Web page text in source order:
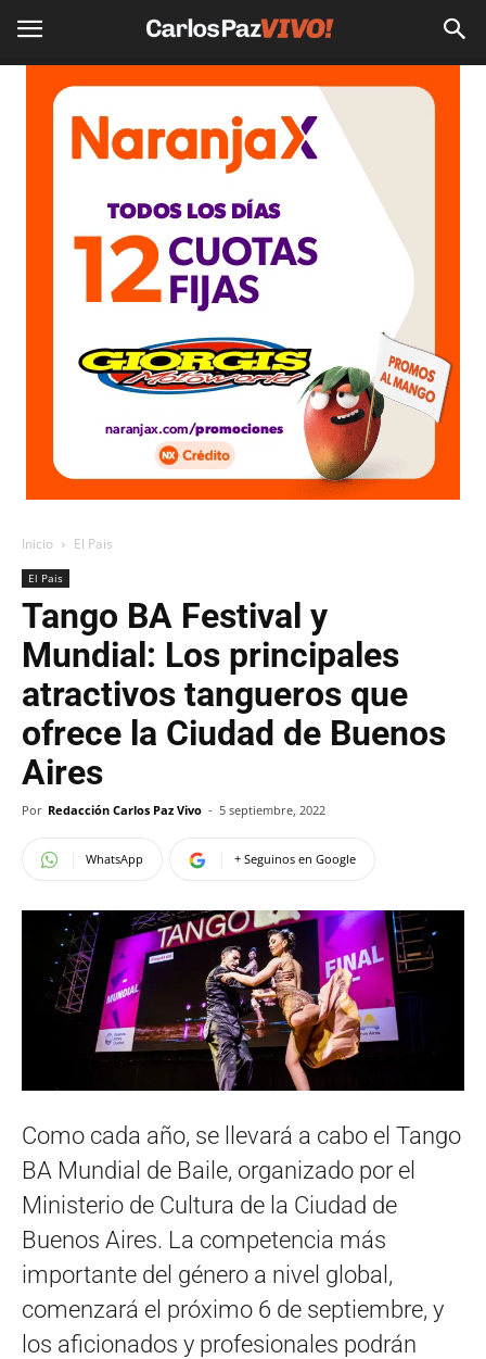
Inicio El Pais
El Pais
Tango BA Festival y
Mundial: Los principales
atractivos tangueros que
ofrece la Ciudad de Buenos
Aires
Por Redacción Carlos Paz Vivo - 5 septiembre, 2022
WhatsApp + Seguinos en Google
Como cada año, se llevará a cabo el Tango
BA Mundial de Baile, organizado por el
Ministerio de Cultura de la Ciudad de
Buenos Aires. La competencia más
importante del género a nivel global,
comenzará el próximo 6 de septiembre, y
los aficionados y profesionales podrán